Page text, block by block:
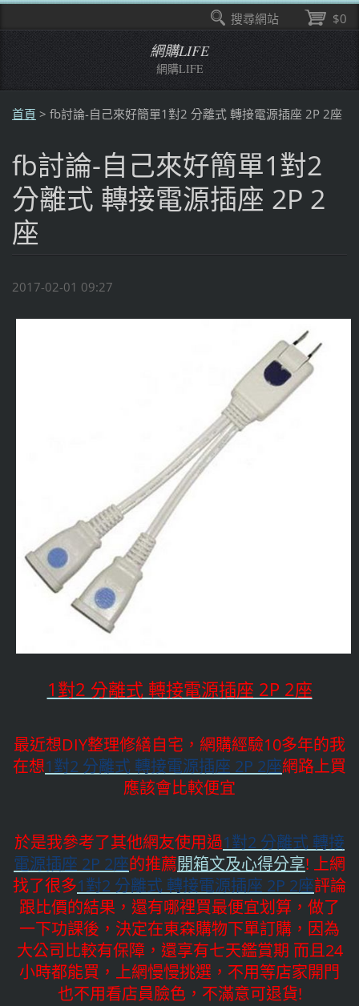
網購LIFE
網購LIFE
首頁 > fb討論-自己來好簡單1對2 分離式 轉接電源插座 2P 2座
fb討論-自己來好簡單1對2
分離式 轉接電源插座 2P 2
座
2017-02-01 09:27
1對2 分離式 轉接電源插座 2P 2座
最近想DIY整理修繕自宅，網購經驗10多年的我
在想1對2 分離式 轉接電源插座 2P 2座網路上買
應該會比較便宜
於是我參考了其他網友使用過1對2 分離式 轉接
電源插座 2P 2座的推薦開箱文及心得分享! 上網
找了很多1對2 分離式 轉接電源插座 2P 2座評論
跟比價的結果，還有哪裡買最便宜划算，做了
一下功課後，決定在東森購物下單訂購，因為
大公司比較有保障，還享有七天鑑賞期 而且24
小時都能買，上網慢慢挑選，不用等店家開門
也不用看店員臉色，不滿意可退貨!
$0
搜尋網站